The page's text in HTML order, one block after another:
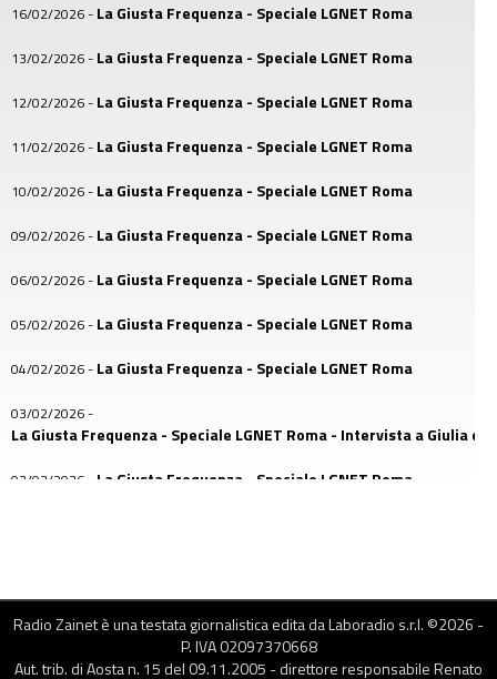
16/02/2026- La Giusta Frequenza - Speciale LGNET Roma
13/02/2026- La Giusta Frequenza - Speciale LGNET Roma
12/02/2026- La Giusta Frequenza - Speciale LGNET Roma
11/02/2026- La Giusta Frequenza - Speciale LGNET Roma
10/02/2026- La Giusta Frequenza - Speciale LGNET Roma
09/02/2026- La Giusta Frequenza - Speciale LGNET Roma
06/02/2026- La Giusta Frequenza - Speciale LGNET Roma
05/02/2026- La Giusta Frequenza - Speciale LGNET Roma
04/02/2026- La Giusta Frequenza - Speciale LGNET Roma
03/02/2026-
La Giusta Frequenza - Speciale LGNET Roma - Intervista a Giulia di
03/02/2026 La Giusta Frequenza - Speciale LGNET Roma
28/01/2026 -
La Giusta Frequenza - Speciale Sblocchiamo il Futuro
Radio Zainet è una testata giornalistica edita da Laboradio s.r.l. ©2026 -
P. IVA 02097370668
Aut. trib. di Aosta n. 15 del 09.11.2005 - direttore responsabile Renato